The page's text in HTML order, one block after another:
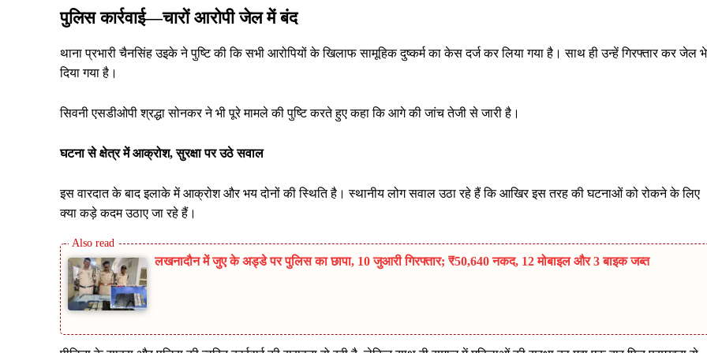
पुलिस कार्रवाई—चारों आरोपी जेल में बंद
थाना प्रभारी चैनसिंह उइके ने पुष्टि की कि सभी आरोपियों के खिलाफ सामूहिक दुष्कर्म का केस दर्ज कर लिया गया है। साथ ही उन्हें गिरफ्तार कर जेल
दिया गया है।
सिवनी एसडीओपी श्रद्धा सोनकर ने भी पूरे मामले की पुष्टि करते हुए कहा कि आगे की जांच तेजी से जारी है।
घटना से क्षेत्र में आक्रोश, सुरक्षा पर उठे सवाल
इस वारदात के बाद इलाके में आक्रोश और भय दोनों की स्थिति है। स्थानीय लोग सवाल उठा रहे हैं कि आखिर इस तरह की घटनाओं को रोकने के लिए
क्या कड़े कदम उठाए जा रहे हैं।
लखनादौन में जुए के अड्डे पर पुलिस का छापा, 10 जुआरी गिरफ्तार; ₹50,640 नकद, 12 मोबाइल और 3 बाइक जब्त